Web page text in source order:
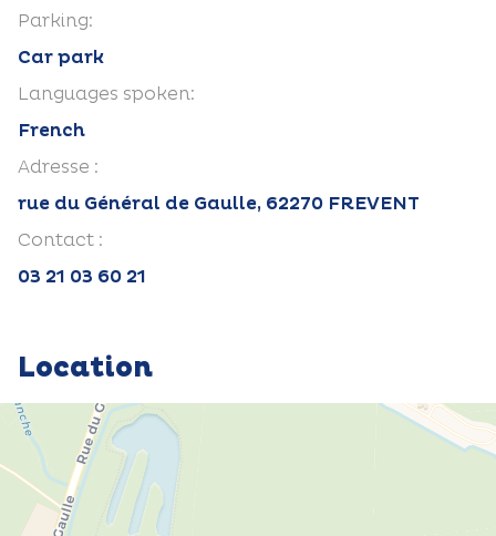
Parking:
Car park
Languages spoken:
French
Adresse :
rue du Général de Gaulle, 62270 FREVENT
Contact :
03 21 03 60 21
Location